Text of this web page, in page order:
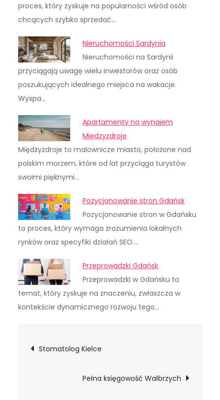
proces, który zyskuje na popularności wśród osób
chcących szybko sprzedać…
Nieruchomości Sardynia
Nieruchomości na Sardynii
przyciągają uwagę wielu inwestorów oraz osób
poszukujących idealnego miejsca na wakacje.
Wyspa…
Apartamenty na wynajem
Międzyzdroje
Międzyzdroje to malownicze miasto, położone nad
polskim morzem, które od lat przyciąga turystów
swoimi pięknymi…
Pozycjonowanie stron Gdańsk
Pozycjonowanie stron w Gdańsku
to proces, który wymaga zrozumienia lokalnych
rynków oraz specyfiki działań SEO.…
Przeprowadzki Gdańsk
Przeprowadzki w Gdańsku to
temat, który zyskuje na znaczeniu, zwłaszcza w
kontekście dynamicznego rozwoju tego…
Nawigacja
wpisu
Stomatolog Kielce
Pełna księgowość Wałbrzych